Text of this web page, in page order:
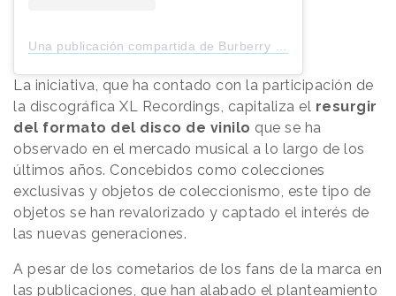
Una publicación compartida de Burberry (@burberry)
La iniciativa, que ha contado con la participación de
la discográfica XL Recordings, capitaliza el resurgir
del formato del disco de vinilo que se ha
observado en el mercado musical a lo largo de los
últimos años. Concebidos como colecciones
exclusivas y objetos de coleccionismo, este tipo de
objetos se han revalorizado y captado el interés de
las nuevas generaciones.
A pesar de los cometarios de los fans de la marca en
las publicaciones, que han alabado el planteamiento